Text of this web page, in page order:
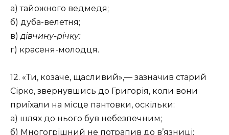
а) тайожного ведмедя;
б) дуба-велетня;
в) дівчину-річку;
г) красеня-молодця.
12. «Ти, козаче, щасливий»,— зазначив старий
Сірко, звернувшись до Григорія, коли вони
приїхали на місце пантовки, оскільки:
а) шлях до нього був небезпечним;
б) Многогрішний не потрапив до в’язниці;